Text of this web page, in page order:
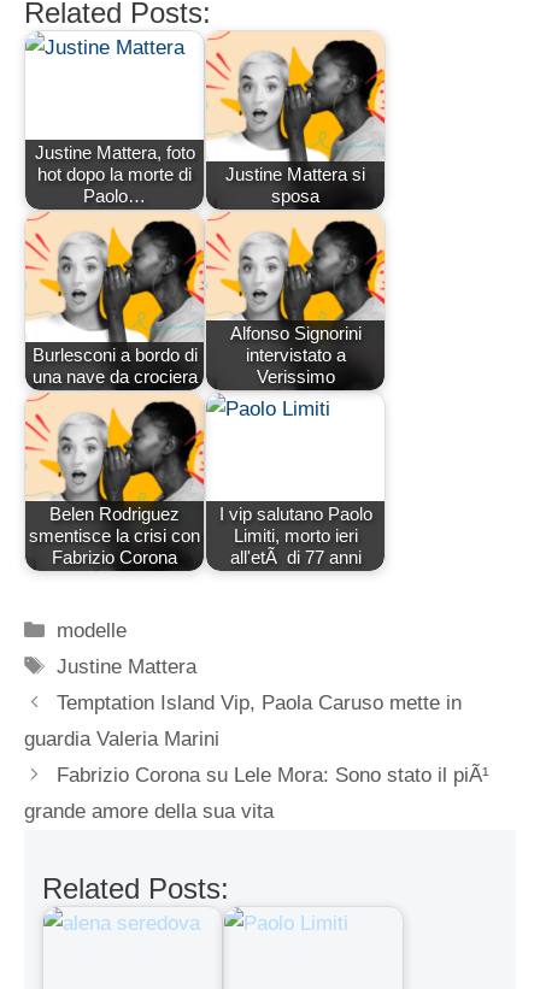
Related Posts:
Justine Mattera, foto
hot dopo la morte di
Paolo…
Justine Mattera si
sposa
Burlesconi a bordo di
una nave da crociera
Alfonso Signorini
intervistato a
Verissimo
Belen Rodriguez
smentisce la crisi con
Fabrizio Corona
I vip salutano Paolo
Limiti, morto ieri
all'etÃ di 77 anni
Categorie
modelle
Tag
Justine Mattera
Temptation Island Vip, Paola Caruso mette in
guardia Valeria Marini
Fabrizio Corona su Lele Mora: Sono stato il piÃ¹
grande amore della sua vita
Related Posts: